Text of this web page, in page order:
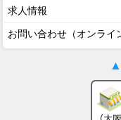
求人情報
お問い合わせ（オンライ